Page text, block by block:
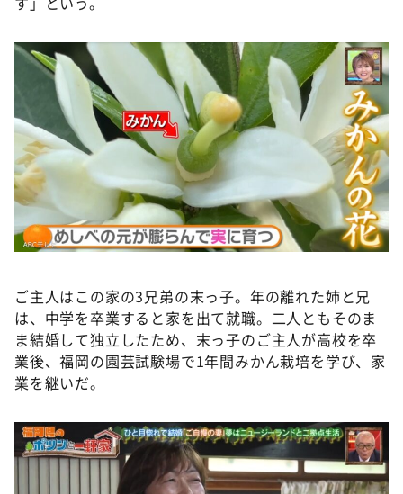
ご主人はこの家の3兄弟の末っ子。年の離れた姉と兄
は、中学を卒業すると家を出て就職。二人ともそのま
ま結婚して独立したため、末っ子のご主人が高校を卒
業後、福岡の園芸試験場で1年間みかん栽培を学び、家
業を継いだ。